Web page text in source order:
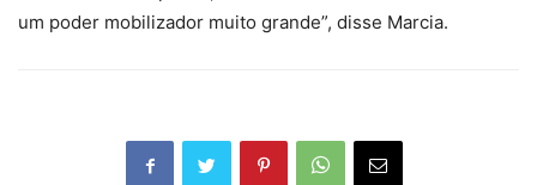
um poder mobilizador muito grande”, disse Marcia.